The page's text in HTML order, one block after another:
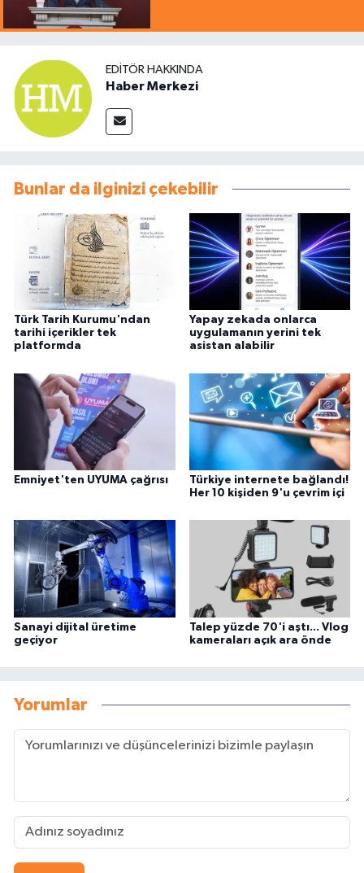
EDITÖR HAKKINDA
Haber Merkezi
Bunlar da ilginizi çekebilir
Türk Tarih Kurumu'ndan
tarihi içerikler tek
platformda
Yapay zekada onlarca
uygulamanın yerini tek
asistan alabilir
Emniyet'ten UYUMA çağrısı
Türkiye internete bağlandı!
Her 10 kişiden 9'u çevrim içi
Sanayi dijital üretime
geçiyor
Talep yüzde 70'i aştı... Vlog
kameraları açık ara önde
Yorumlar